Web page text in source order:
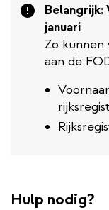
Attention
Belangrijk:
januari
Zo
aan de
Hulp nodig?